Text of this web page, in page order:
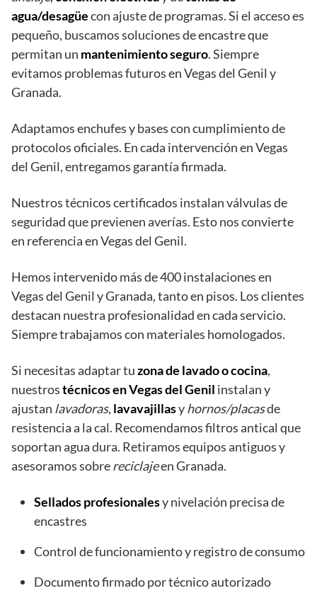
agua/desagüecon ajuste de programas. Si el acceso es
pequeño, buscamos soluciones de encastre que
permitan un mantenimiento seguro. Siempre
evitamos problemas futuros en Vegas del Genil y
Granada.
Adaptamos enchufes y bases con cumplimiento de
protocolos oficiales. En cada intervención en Vegas
del Genil, entregamos garantía firmada.
Nuestros técnicos certificados instalan válvulas de
seguridad que previenen averías. Esto nos convierte
en referencia en Vegas del Genil.
Hemos intervenido más de 400 instalaciones en
Vegas del Genil y Granada, tanto en pisos. Los clientes
destacan nuestra profesionalidad en cada servicio.
Siempre trabajamos con materiales homologados.
Si necesitas adaptar tuzona de lavado o cocina,
nuestrostécnicos en Vegas del Genil instalan y
ajustan lavadoras, lavavajillasyhornos/placasde
resistencia a la cal. Recomendamos filtros antical que
soportan agua dura. Retiramos equipos antiguos y
asesoramos sobrereciclajeen Granada.
Sellados profesionalesy nivelación precisa de
encastres
Control de funcionamiento y registro de consumo
Documento firmado por técnico autorizado